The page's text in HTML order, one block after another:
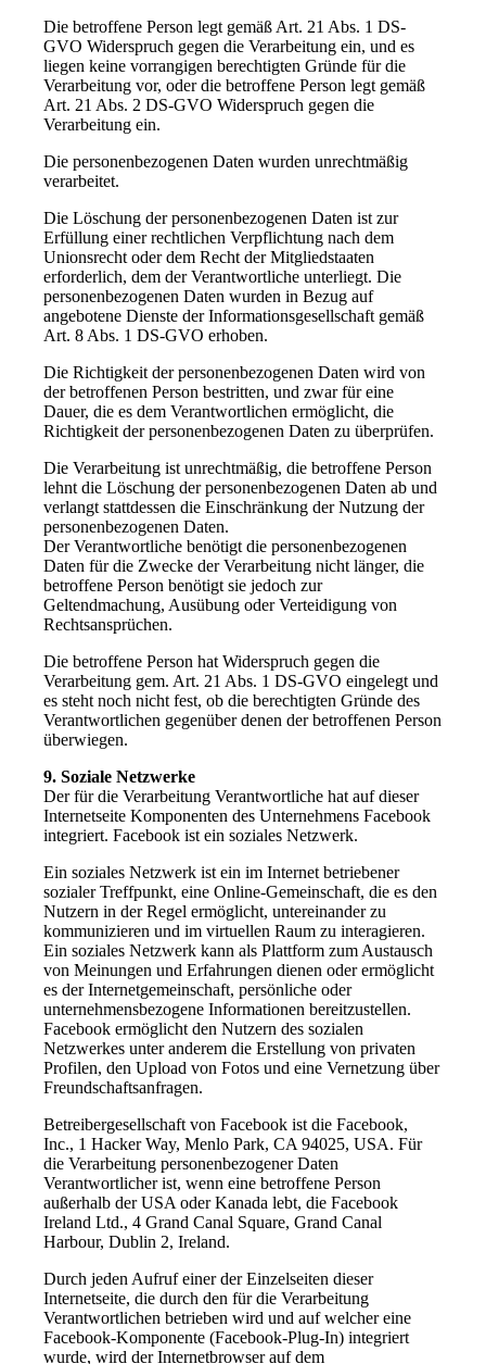
Die betroffene Person legt gemäß Art. 21 Abs. 1 DS-
GVO Widerspruch gegen die Verarbeitung ein, und es
liegen keine vorrangigen berechtigten Gründe für die
Verarbeitung vor, oder die betroffene Person legt gemäß
Art. 21 Abs. 2 DS-GVO Widerspruch gegen die
Verarbeitung ein.
Die personenbezogenen Daten wurden unrechtmäßig
verarbeitet.
Die Löschung der personenbezogenen Daten ist zur
Erfüllung einer rechtlichen Verpflichtung nach dem
Unionsrecht oder dem Recht der Mitgliedstaaten
erforderlich, dem der Verantwortliche unterliegt. Die
personenbezogenen Daten wurden in Bezug auf
angebotene Dienste der Informationsgesellschaft gemäß
Art. 8 Abs. 1 DS-GVO erhoben.
Die Richtigkeit der personenbezogenen Daten wird von
der betroffenen Person bestritten, und zwar für eine
Dauer, die es dem Verantwortlichen ermöglicht, die
Richtigkeit der personenbezogenen Daten zu überprüfen.
Die Verarbeitung ist unrechtmäßig, die betroffene Person
lehnt die Löschung der personenbezogenen Daten ab und
verlangt stattdessen die Einschränkung der Nutzung der
personenbezogenen Daten.
Der Verantwortliche benötigt die personenbezogenen
Daten für die Zwecke der Verarbeitung nicht länger, die
betroffene Person benötigt sie jedoch zur
Geltendmachung, Ausübung oder Verteidigung von
Rechtsansprüchen.
Die betroffene Person hat Widerspruch gegen die
Verarbeitung gem. Art. 21 Abs. 1 DS-GVO eingelegt und
es steht noch nicht fest, ob die berechtigten Gründe des
Verantwortlichen gegenüber denen der betroffenen Person
überwiegen.
9. Soziale Netzwerke
Der für die Verarbeitung Verantwortliche hat auf dieser
Internetseite Komponenten des Unternehmens Facebook
integriert. Facebook ist ein soziales Netzwerk.
Ein soziales Netzwerk ist ein im Internet betriebener
sozialer Treffpunkt, eine Online-Gemeinschaft, die es den
Nutzern in der Regel ermöglicht, untereinander zu
kommunizieren und im virtuellen Raum zu interagieren.
Ein soziales Netzwerk kann als Plattform zum Austausch
von Meinungen und Erfahrungen dienen oder ermöglicht
es der Internetgemeinschaft, persönliche oder
unternehmensbezogene Informationen bereitzustellen.
Facebook ermöglicht den Nutzern des sozialen
Netzwerkes unter anderem die Erstellung von privaten
Profilen, den Upload von Fotos und eine Vernetzung über
Freundschaftsanfragen.
Betreibergesellschaft von Facebook ist die Facebook,
Inc., 1 Hacker Way, Menlo Park, CA 94025, USA. Für
die Verarbeitung personenbezogener Daten
Verantwortlicher ist, wenn eine betroffene Person
außerhalb der USA oder Kanada lebt, die Facebook
Ireland Ltd., 4 Grand Canal Square, Grand Canal
Harbour, Dublin 2, Ireland.
Durch jeden Aufruf einer der Einzelseiten dieser
Internetseite, die durch den für die Verarbeitung
Verantwortlichen betrieben wird und auf welcher eine
Facebook-Komponente (Facebook-Plug-In) integriert
wurde, wird der Internetbrowser auf dem